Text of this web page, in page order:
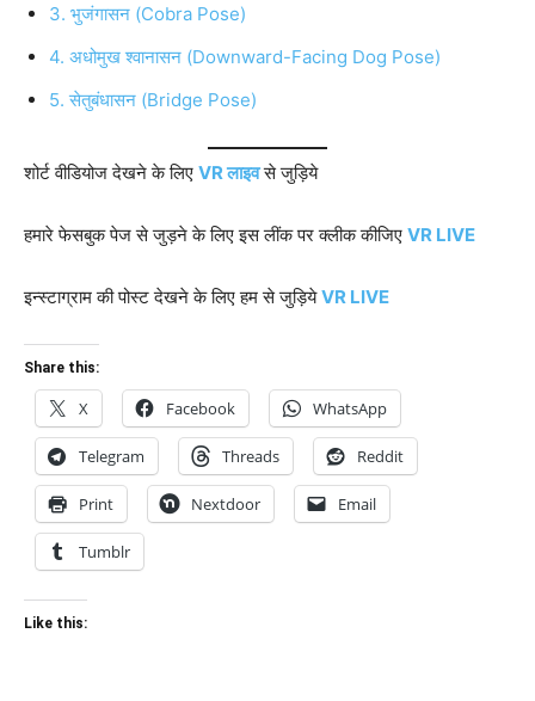
3. भुजंगासन (Cobra Pose)
4. अधोमुख श्वानासन (Downward-Facing Dog Pose)
5. सेतुबंधासन (Bridge Pose)
शोर्ट वीडियोज देखने के लिए VR लाइवसे जुड़िये
हमारे फेसबुक पेज से जुड़ने के लिए इस लींक पर क्लीक कीजिए VR LIVE
इन्स्टाग्राम की पोस्ट देखने के लिए हम से जुड़ियेVR LIVE
Share this:
X Facebook WhatsApp
Telegram Threads Reddit
Print Nextdoor Email
Tumblr
Like this: